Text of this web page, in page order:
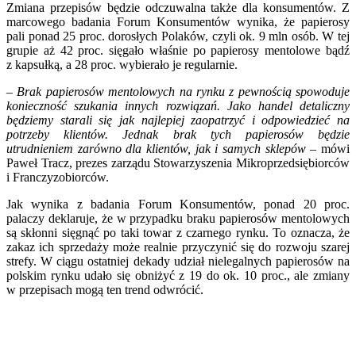
Zmiana przepisów będzie odczuwalna także dla konsumentów. Z
marcowego badania Forum Konsumentów wynika, że papierosy
pali ponad 25 proc. dorosłych Polaków, czyli ok. 9 mln osób. W tej
grupie aż 42 proc. sięgało właśnie po papierosy mentolowe bądź
z kapsułką, a 28 proc. wybierało je regularnie.
– Brak papierosów mentolowych na rynku z pewnością spowoduje
konieczność szukania innych rozwiązań. Jako handel detaliczny
będziemy starali się jak najlepiej zaopatrzyć i odpowiedzieć na
potrzeby klientów. Jednak brak tych papierosów będzie
utrudnieniem zarówno dla klientów, jak i samych sklepów – mówi
Paweł Tracz, prezes zarządu Stowarzyszenia Mikroprzedsiębiorców
i Franczyzobiorców.
Jak wynika z badania Forum Konsumentów, ponad 20 proc.
palaczy deklaruje, że w przypadku braku papierosów mentolowych
są skłonni sięgnąć po taki towar z czarnego rynku. To oznacza, że
zakaz ich sprzedaży może realnie przyczynić się do rozwoju szarej
strefy. W ciągu ostatniej dekady udział nielegalnych papierosów na
polskim rynku udało się obniżyć z 19 do ok. 10 proc., ale zmiany
w przepisach mogą ten trend odwrócić.